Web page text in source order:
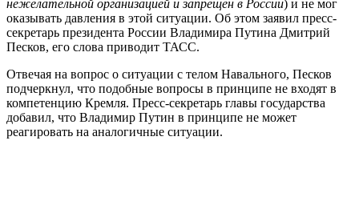
нежелательной организацией и запрещен в России) и не мог
оказывать давления в этой ситуации. Об этом заявил пресс-
секретарь президента России Владимира Путина Дмитрий
Песков, его слова приводит ТАСС.
Отвечая на вопрос о ситуации с телом Навального, Песков
подчеркнул, что подобные вопросы в принципе не входят в
компетенцию Кремля. Пресс-секретарь главы государства
добавил, что Владимир Путин в принципе не может
реагировать на аналогичные ситуации.